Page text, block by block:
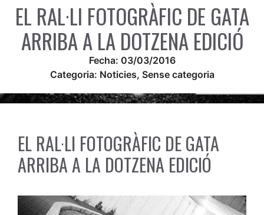
EL RAL·LI FOTOGRÀFIC DE GATA
ARRIBA A LA DOTZENA EDICIÓ
Fecha: 03/03/2016
Categoria: Noticies, Sense categoria
EL RAL·LI FOTOGRÀFIC DE GATA
ARRIBA A LA DOTZENA EDICIÓ